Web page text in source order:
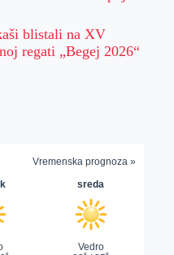
blistali na XV
regati „Begej 2026“